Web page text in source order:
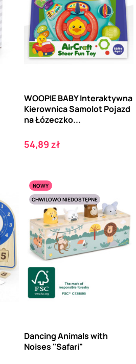
WOOPIE BABY Interaktywna
Kierownica Samolot Pojazd
na Łózeczko...
Cena
54,89 zł
NOWY
CHWILOWO NIEDOSTĘPNE
Dancing Animals with
Noises "Safari"